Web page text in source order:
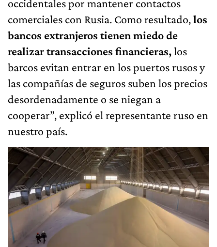
occidentales por mantener contactos
comerciales con Rusia. Como resultado,los
bancos extranjeros tienen miedo de
realizar transacciones financieras,los
barcos evitan entrar en los puertos rusos y
las compañías de seguros suben los precios
desordenadamente o se niegan a
cooperar”, explicó el representante ruso en
nuestro país.